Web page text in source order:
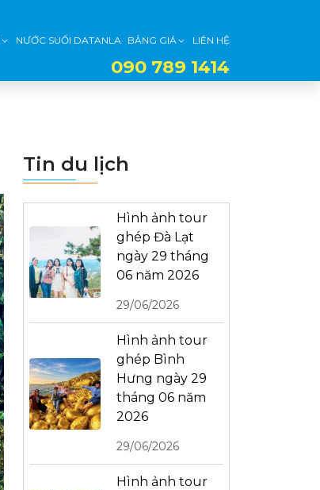
NƯỚC SUỐI DATANLA BẢNG GIÁ LIÊN HỆ
090 789 1414
Tin du lịch
Hình ảnh tour
ghép Đà Lạt
ngày 29 tháng
06 năm 2026
29/06/2026
Hình ảnh tour
ghép Bình
Hưng ngày 29
tháng 06 năm
2026
29/06/2026
Hình ảnh tour